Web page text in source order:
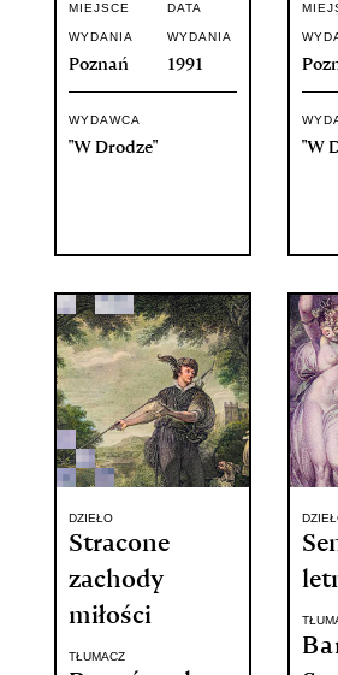
MIEJSCE
WYDANIA
Poznań
DATA
WYDANIA
1991
WYDAWCA
"W Drodze" "W
DZIEŁO
Stracone
zachody
miłości
TŁUMACZ